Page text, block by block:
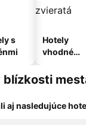
s
Hotely
vhodné
domáce
zvieratá
blízkosti
aj nasledujúce